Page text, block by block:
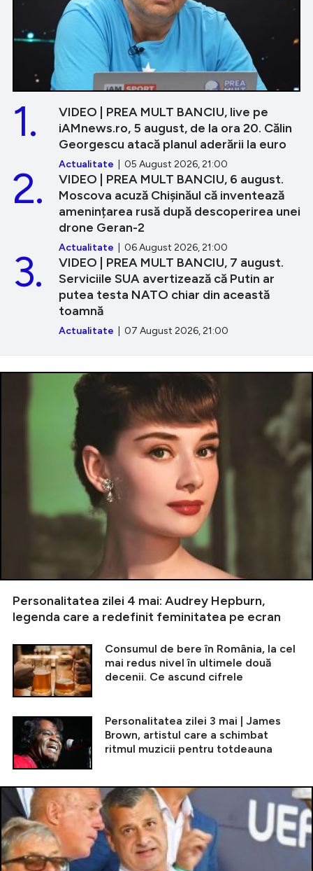
VIDEO | PREA MULT BANCIU, live pe
iAMnews.ro, 5 august, de la ora 20. Călin
Georgescu atacă planul aderării la euro
Actualitate | 05 August 2026, 21:00
1.
VIDEO | PREA MULT BANCIU, 6 august.
Moscova acuză Chișinăul că inventează
amenințarea rusă după descoperirea unei
drone Geran-2
Actualitate | 06 August 2026, 21:00
2.
VIDEO | PREA MULT BANCIU, 7 august.
Serviciile SUA avertizează că Putin ar
putea testa NATO chiar din această
toamnă
Actualitate | 07 August 2026, 21:00
3.
Personalitatea zilei 4 mai: Audrey Hepburn,
legenda care a redefinit feminitatea pe ecran
Consumul de bere în România, la cel
mai redus nivel în ultimele două
decenii. Ce ascund cifrele
Personalitatea zilei 3 mai | James
Brown, artistul care a schimbat
ritmul muzicii pentru totdeauna